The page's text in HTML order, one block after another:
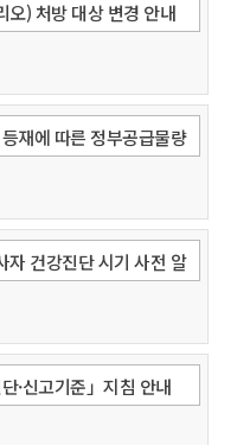
) 처방 대상 변경 안내
재에 따른 정부공급물량
내
자 건강진단 시기 사전 알
·신고기준」지침 안내